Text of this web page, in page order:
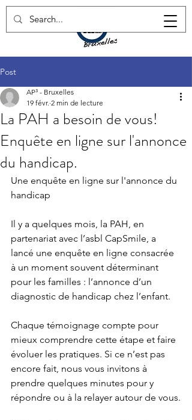
Post
La PAH a besoin de vous!
Enquête en ligne sur l'annonce
du handicap.
AP³ - Bruxelles
19 févr. 2 min de lecture
Une enquête en ligne sur l'annonce du
handicap
Il y a quelques mois, la PAH, en
partenariat avec l’asbl CapSmile, a
lancé une enquête en ligne consacrée
à un moment souvent déterminant
pour les familles : l’annonce d’un
diagnostic de handicap chez l’enfant.
Chaque témoignage compte pour
mieux comprendre cette étape et faire
évoluer les pratiques. Si ce n’est pas
encore fait, nous vous invitons à
prendre quelques minutes pour y
répondre ou à la relayer autour de vous.